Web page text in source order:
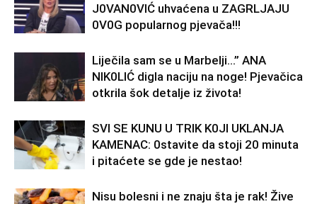
J0VAN0VIĆ uhvaćena u ZAGRLJAJU
0V0G popularnog pjevača!!!
Liječila sam se u Marbelji…” ANA
NlK0LlĆ digla naciju na noge! Pjevačica
otkrila šok detalje iz života!
SVl SE KUNU U TRlK K0Jl UKLANJA
KAMENAC: 0stavite da stoji 20 minuta
i pitaćete se gde je nestao!
Nisu bolesni i ne znaju šta je rak! Žive